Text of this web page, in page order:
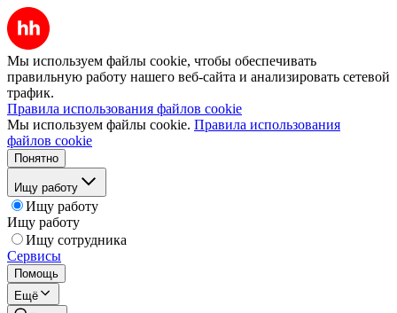
Мы используем файлы cookie, чтобы обеспечивать
правильную работу нашего веб-сайта и анализировать сетевой
трафик.
Правила использования файлов cookie
Мы используем файлы cookie. Правила использования
файлов cookie
Понятно
Ищу работу
Ищу работу
Ищу работу
Ищу сотрудника
Сервисы
Помощь
Ещё